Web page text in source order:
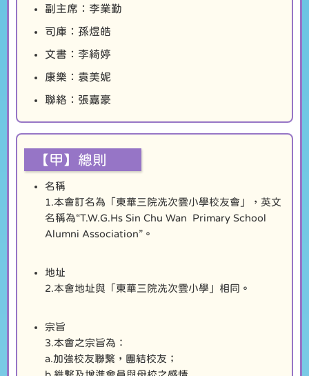
副主席：李業勤
司庫：孫煜皓
文書：李綺婷
康樂：袁美妮
聯絡：張嘉豪
【甲】總則
名稱
1.本會訂名為「東華三院冼次雲小學校友會」，英文
名稱為“T.W.G.Hs Sin Chu Wan Primary School
Alumni Association”。
地址
2.本會地址與「東華三院冼次雲小學」相同。
宗旨
3.本會之宗旨為：
a.加強校友聯繫，團結校友；